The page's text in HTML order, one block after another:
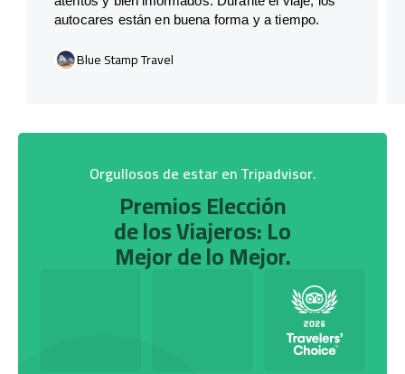
autocares están en buena forma y a tiempo.
Blue Stamp Travel
Orgullosos de estar en Tripadvisor.
Premios Elección
de los Viajeros: Lo
Mejor de lo Mejor.